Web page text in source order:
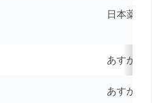
日本薬品
あすか製薬
あすか製薬